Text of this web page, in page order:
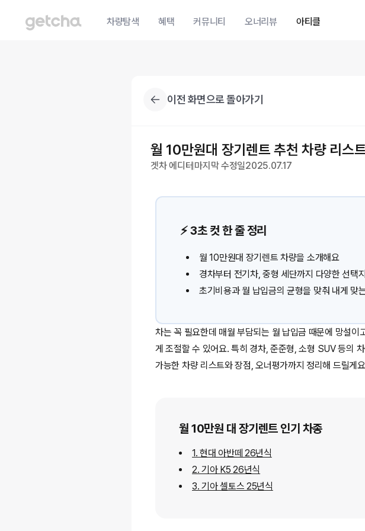
차량탐색 혜택 커뮤니티 오너리뷰 아티클
이전 화면으로 돌아가기
월 10만원대 장기렌트 추천 차량 리스
겟차 에디터마지막 수정일2025.07.17
⚡️ 3초 컷 한 줄 정리
월 10만원대 장기렌트 차량을 소개해요
경차부터 전기차, 중형 세단까지 다양한 선택
초기비용과 월 납입금의 균형을 맞춰 내게 맞
차는 꼭 필요한데 매월 부담되는 월 납입금 때문에 망설
게 조절할 수 있어요. 특히 경차, 준준형, 소형 SUV 등의
가능한 차량 리스트와 장점, 오너평가까지 정리해 드릴게
월 10만원 대 장기렌트 인기 차종
1. 현대 아반떼 26년식
2. 기아 K5 26년식
3. 기아 셀토스 25년식